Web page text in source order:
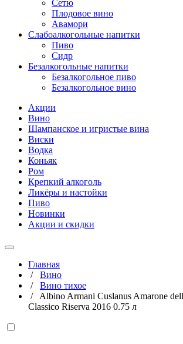
Сетю
Плодовое вино
Авамори
Слабоалкогольные напитки
Пиво
Сидр
Безалкогольные напитки
Безалкогольное пиво
Безалкогольное вино
Акции
Вино
Шампанское и игристые вина
Виски
Водка
Коньяк
Ром
Крепкий алкоголь
Ликёры и настойки
Пиво
Новинки
Акции и скидки
Главная
/ Вино
/ Вино тихое
/ Albino Armani Cuslanus Amarone
Classico Riserva 2016 0.75 л